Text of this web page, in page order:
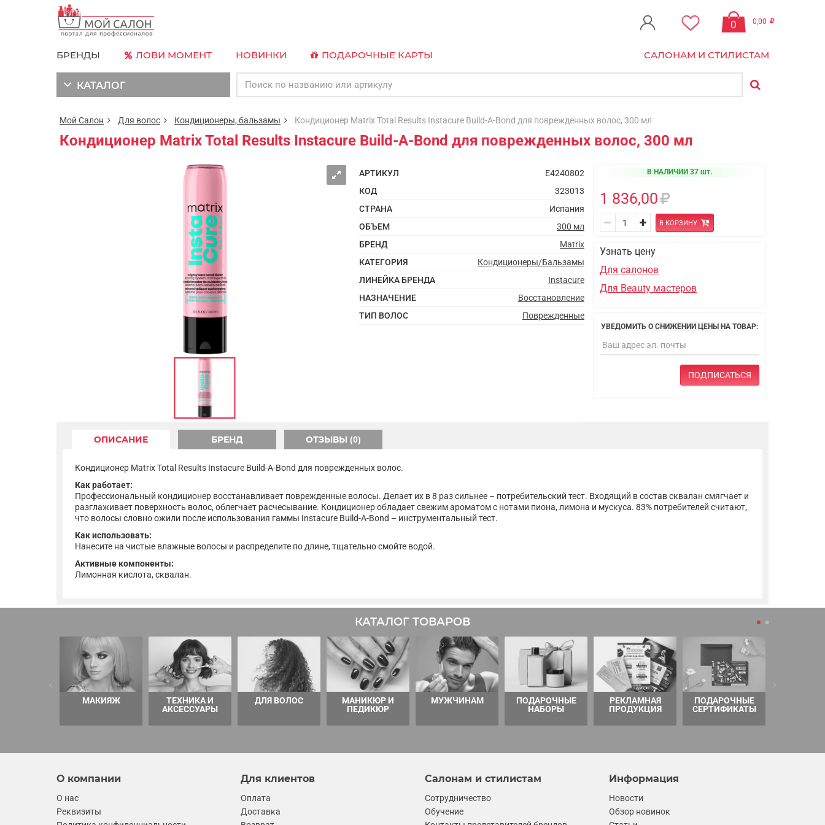
0 0,00
БРЕНДЫ ЛОВИ МОМЕНТ НОВИНКИ ПОДАРОЧНЫЕ КАРТЫ САЛОНАМ И СТИЛИСТАМ
КАТАЛОГ
Мой Салон Для волос Кондиционеры, бальзамы Кондиционер Matrix Total Results Instacure Build-A-Bond для поврежденных волос, 300 мл
Кондиционер Matrix Total Results Instacure Build-A-Bond для поврежденных волос, 300 мл
АРТИКУЛ
E4240802
КОД
323013
СТРАНА
Испания
ОБЪЕМ
300 мл
БРЕНД
Matrix
КАТЕГОРИЯ
Кондиционеры/Бальзамы
ЛИНЕЙКА БРЕНДА
Instacure
НАЗНАЧЕНИЕ
Восстановление
ТИП ВОЛОС
Поврежденные
В НАЛИЧИИ 37 шт.
1 836,00
В КОРЗИНУ
Узнать цену
Для салонов
Для Beauty мастеров
УВЕДОМИТЬ О СНИЖЕНИИ ЦЕНЫ НА ТОВАР:
ПОДПИСАТЬСЯ
ОПИСАНИЕ БРЕНД ОТЗЫВЫ (0)
Кондиционер Matrix Total Results Instacure Build-A-Bond для поврежденных волос.
Как работает:
Профессиональный кондиционер восстанавливает поврежденные волосы. Делает их в 8 раз сильнее – потребительский тест. Входящий в состав сквалан смягчает и
разглаживает поверхность волос, облегчает расчесывание. Кондиционер обладает свежим ароматом с нотами пиона, лимона и мускуса. 83% потребителей считают,
что волосы словно ожили после использования гаммы Instacure Build-A-Bond – инструментальный тест.
Как использовать:
Нанесите на чистые влажные волосы и распределите по длине, тщательно смойте водой.
Активные компоненты:
Лимонная кислота, сквалан.
КАТАЛОГ ТОВАРОВ
МАКИЯЖ
ТЕХНИКА И
АКСЕССУАРЫ
ДЛЯ ВОЛОС
МАНИКЮР И
ПЕДИКЮР
МУЖЧИНАМ
ПОДАРОЧНЫЕ
НАБОРЫ
РЕКЛАМНАЯ
ПРОДУКЦИЯ
ПОДАРОЧНЫЕ
СЕРТИФИКАТЫ
О компании
О нас
Реквизиты
Для клиентов
Оплата
Доставка
Салонам и стилистам
Сотрудничество
Обучение
Информация
Новости
Обзор новинок